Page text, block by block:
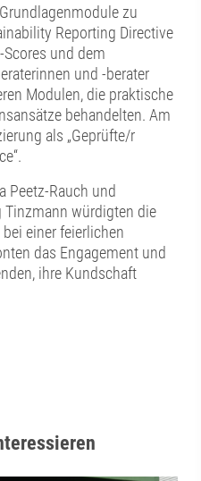
zu
Reporting Directive
Scores und dem
und -berater
Modulen, die praktische
behandelten. Am
als „Geprüfte/r
Peetz-Rauch und
würdigten die
einer feierlichen
das Engagement und
ihre Kundschaft